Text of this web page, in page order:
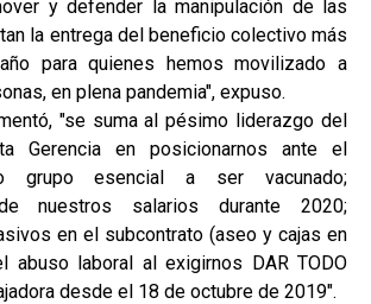
y defender la manipulación de las
la entrega del beneficio colectivo más
para quienes hemos movilizado a
en plena pandemia", expuso.
"se suma al pésimo liderazgo del
Gerencia en posicionarnos ante el
grupo esencial a ser vacunado;
nuestros salarios durante 2020;
en el subcontrato (aseo y cajas en
abuso laboral al exigirnos DAR TODO
desde el 18 de octubre de 2019".